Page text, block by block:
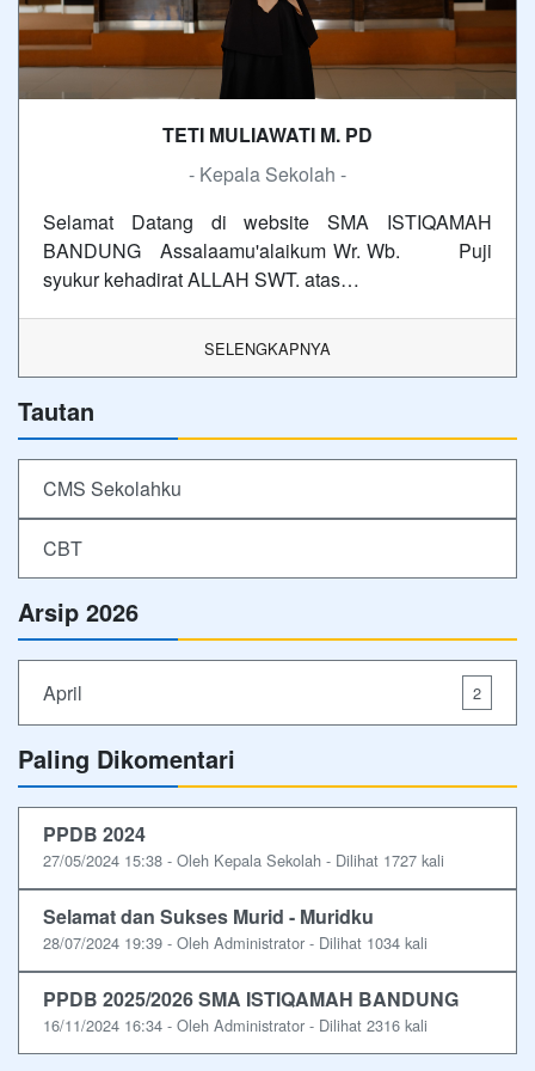
TETI MULIAWATI M. PD
- Kepala Sekolah -
Selamat Datang di website SMA ISTIQAMAH
BANDUNG Assalaamu'alaikum Wr. Wb. Puji
syukur kehadirat ALLAH SWT. atas…
SELENGKAPNYA
Tautan
CMS Sekolahku
CBT
Arsip 2026
April 2
Paling Dikomentari
PPDB 2024
27/05/2024 15:38 - Oleh Kepala Sekolah - Dilihat 1727 kali
Selamat dan Sukses Murid - Muridku
28/07/2024 19:39 - Oleh Administrator - Dilihat 1034 kali
PPDB 2025/2026 SMA ISTIQAMAH BANDUNG
16/11/2024 16:34 - Oleh Administrator - Dilihat 2316 kali